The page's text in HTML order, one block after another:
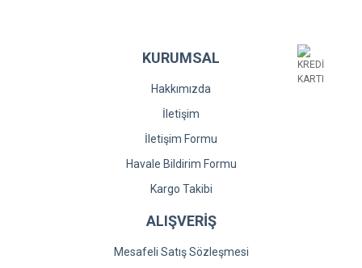
KURUMSAL
Hakkımızda
İletişim
İletişim Formu
Havale Bildirim Formu
Kargo Takibi
ALIŞVERİŞ
Mesafeli Satış Sözleşmesi